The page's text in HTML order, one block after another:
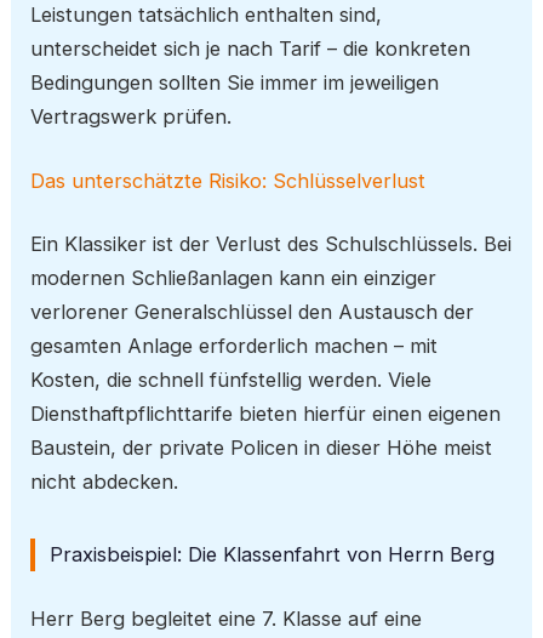
Leistungen tatsächlich enthalten sind,
unterscheidet sich je nach Tarif – die konkreten
Bedingungen sollten Sie immer im jeweiligen
Vertragswerk prüfen.
Das unterschätzte Risiko: Schlüsselverlust
Ein Klassiker ist der Verlust des Schulschlüssels. Bei
modernen Schließanlagen kann ein einziger
verlorener Generalschlüssel den Austausch der
gesamten Anlage erforderlich machen – mit
Kosten, die schnell fünfstellig werden. Viele
Diensthaftpflichttarife bieten hierfür einen eigenen
Baustein, der private Policen in dieser Höhe meist
nicht abdecken.
Praxisbeispiel: Die Klassenfahrt von Herrn Berg
Herr Berg begleitet eine 7. Klasse auf eine